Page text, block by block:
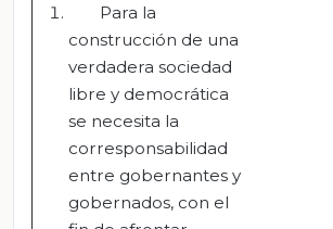
Para la
construcción de una
verdadera sociedad
libre y democrática
se necesita la
corresponsabilidad
entre gobernantes y
gobernados, con el